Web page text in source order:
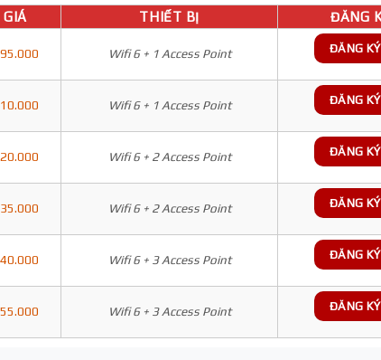
GIÁ THIẾT BỊ ĐĂNG
Wifi 6 + 1 Access Point ĐĂNG KÝ
Wifi 6 + 1 Access Point ĐĂNG KÝ
Wifi 6 + 2 Access Point ĐĂNG KÝ
Wifi 6 + 2 Access Point ĐĂNG KÝ
Wifi 6 + 3 Access Point ĐĂNG KÝ
Wifi 6 + 3 Access Point ĐĂNG KÝ